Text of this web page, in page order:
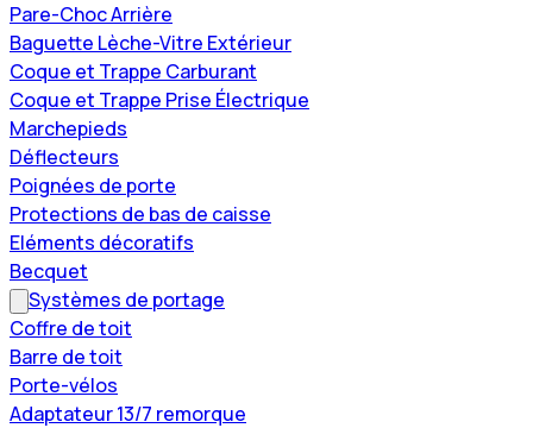
Pare-Choc Arrière
Baguette Lèche-Vitre Extérieur
Coque et Trappe Carburant
Coque et Trappe Prise Électrique
Marchepieds
Déflecteurs
Poignées de porte
Protections de bas de caisse
Eléments décoratifs
Becquet
Systèmes de portage
Coffre de toit
Barre de toit
Porte-vélos
Adaptateur 13/7 remorque